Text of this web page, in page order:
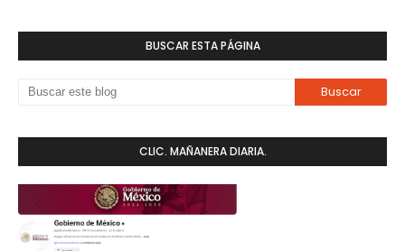
BUSCAR ESTA PÁGINA
CLIC. MAÑANERA DIARIA.